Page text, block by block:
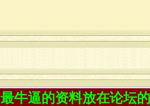
最牛逼的资料放在论坛